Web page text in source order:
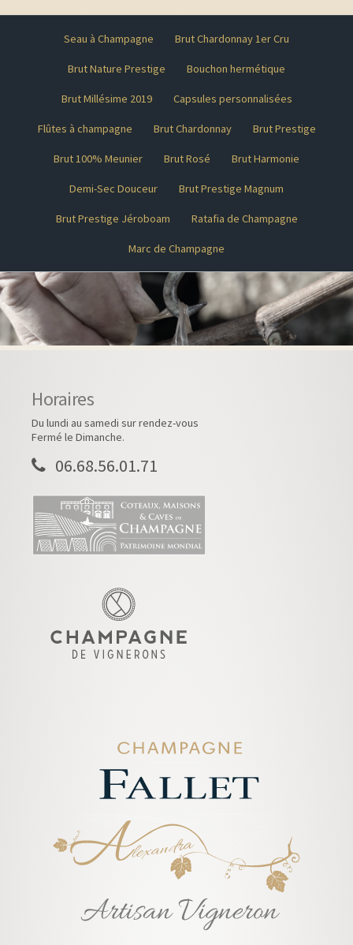
Seau à Champagne Brut Chardonnay 1er Cru
Brut Nature Prestige Bouchon hermétique
Brut Millésime 2019 Capsules personnalisées
Flûtes à champagne Brut Chardonnay Brut Prestige
Brut 100% Meunier Brut Rosé Brut Harmonie
Demi-Sec Douceur Brut Prestige Magnum
Brut Prestige Jéroboam Ratafia de Champagne
Marc de Champagne
Horaires
Du lundi au samedi sur rendez-vous
Fermé le Dimanche.
06.68.56.01.71